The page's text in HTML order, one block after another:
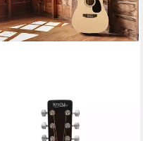
Westerngitarre WSD-8CE-NT